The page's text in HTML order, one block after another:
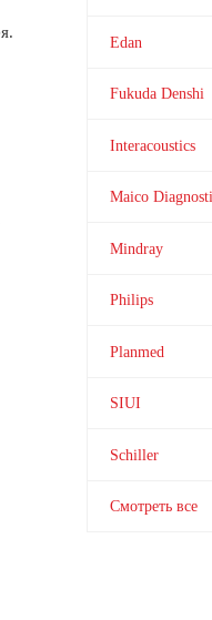
Edan
Fukuda Denshi
Interacoustics
Maico
Mindray
Philips
Planmed
SIUI
Schiller
Смотреть все